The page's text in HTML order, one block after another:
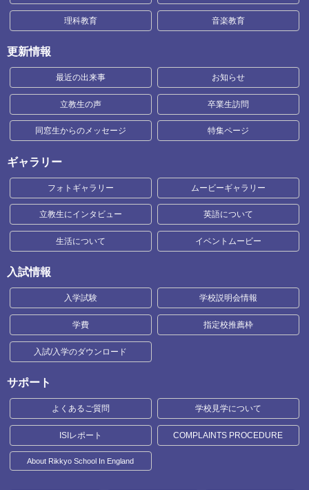
理科教育 音楽教育
更新情報
最近の出来事 お知らせ
立教生の声 卒業生訪問
同窓生からのメッセージ 特集ページ
ギャラリー
フォトギャラリー ムービーギャラリー
立教生にインタビュー 英語について
生活について イベントムービー
入試情報
入学試験 学校説明会情報
学費 指定校推薦枠
入試/入学のダウンロード
サポート
よくあるご質問 学校見学について
ISIレポート COMPLAINTS PROCEDURE
About Rikkyo School In England